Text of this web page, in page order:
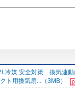
冷媒 安全対策 換気連動
ト用換気扇...（3MB）